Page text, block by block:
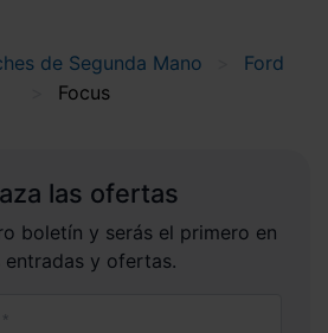
de Segunda Mano
Ford
Focus
las ofertas
boletín y serás el primero en
entradas y ofertas.